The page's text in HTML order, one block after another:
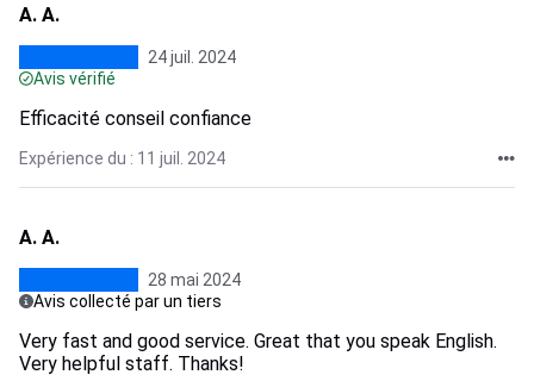
A. A.
24 juil. 2024
Avis vérifié
Efficacité conseil confiance
Expérience du : 11 juil. 2024
A. A.
28 mai 2024
Avis collecté par un tiers
Very fast and good service. Great that you speak English.
Very helpful staff. Thanks!